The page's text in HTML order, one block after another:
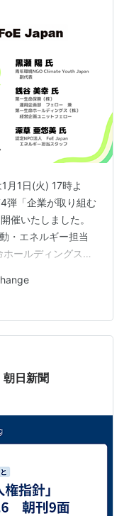
月1日(火) 17時よ
弾「企業が取り組む
催いたしました。
・エネルギー担当
ールディングス経
Youth Japan
としてお迎えし、
り組むべき人権問
ただきました。 開
画 深草亜悠美氏
朝日新聞